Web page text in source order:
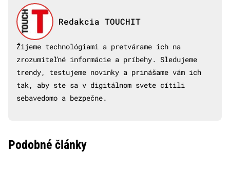
Redakcia TOUCHIT
Žijeme technológiami a pretvárame ich na
zrozumiteľné informácie a príbehy. Sledujeme
trendy, testujeme novinky a prinášame vám ich
tak, aby ste sa v digitálnom svete cítili
sebavedomo a bezpečne.
Podobné články